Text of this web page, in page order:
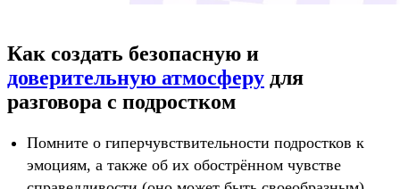
Как создать безопасную и
доверительную атмосферу для
разговора с подростком
Помните о гиперчувствительности подростков к
эмоциям, а также об их обострённом чувстве